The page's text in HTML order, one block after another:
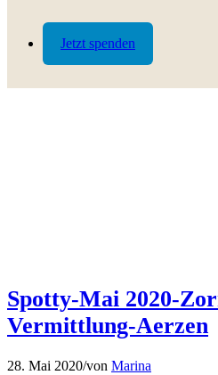
Jetzt spenden
Spotty-Mai 2020-
Vermittlung-Aerzen
28. Mai 2020/von Marina